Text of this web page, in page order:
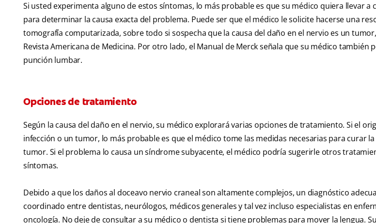
Si usted experimenta alguno de estos síntomas, lo más probable es que su médico quiera llevar a
para determinar la causa exacta del problema. Puede ser que el médico le solicite hacerse una
tomografía computarizada, sobre todo si sospecha que la causa del daño en el nervio es un
Revista Americana de Medicina. Por otro lado, el Manual de Merck señala que su médico también
punción lumbar.
Opciones de tratamiento
Según la causa del daño en el nervio, su médico explorará varias opciones de tratamiento. Si el
infección o un tumor, lo más probable es que el médico tome las medidas necesarias para curar
tumor. Si el problema lo causa un síndrome subyacente, el médico podría sugerirle otros
síntomas.
Debido a que los daños al doceavo nervio craneal son altamente complejos, un diagnóstico
coordinado entre dentistas, neurólogos, médicos generales y tal vez incluso especialistas en
oncología. No deje de consultar a su médico o dentista si tiene problemas para mover la lengua.